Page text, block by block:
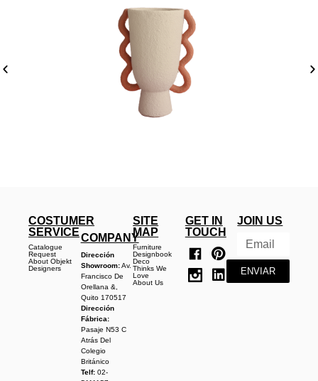
COSTUMER
SERVICE
Catalogue
Request
About Objekt
Designers
COMPANY
Dirección
Showroom:Av.
Francisco De
Orellana &,
Quito 170517
Dirección
Fábrica:
Pasaje N53 C
Atrás Del
Colegio
Británico
Telf:02-
SITE
MAP
Furniture
Designbook
Deco
Thinks We
Love
About Us
GET IN
TOUCH
JOIN US
ENVIAR